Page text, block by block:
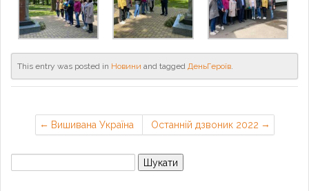
This entry was posted in Новини and tagged ДеньГероїв.
Вишивана Україна Останній дзвоник 2022
Пошук: